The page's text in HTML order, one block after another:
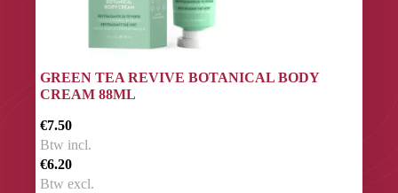
GREEN TEA REVIVE BOTANICAL BODY
CREAM 88ML
€7.50
Btw incl.
€6.20
Btw excl.